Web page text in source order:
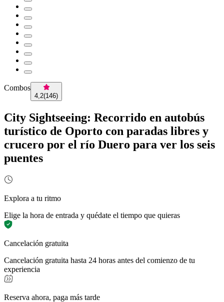
Combos
4,2(146)
City Sightseeing: Recorrido en autobús
turístico de Oporto con paradas libres y
crucero por el río Duero para ver los seis
puentes
Explora a tu ritmo
Elige la hora de entrada y quédate el tiempo que quieras
Cancelación gratuita
Cancelación gratuita hasta 24 horas antes del comienzo de tu
experiencia
Reserva ahora, paga más tarde